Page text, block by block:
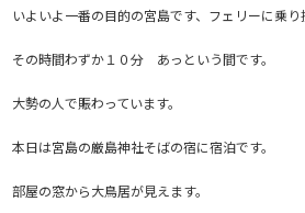
いよいよ一番の目的の宮島です、フェリーに乗り
その時間わずか１０分 あっという間です。
大勢の人で賑わっています。
本日は宮島の厳島神社そばの宿に宿泊です。
部屋の窓から大鳥居が見えます。